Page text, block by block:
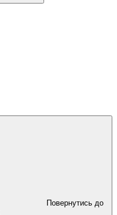
Повернутись до